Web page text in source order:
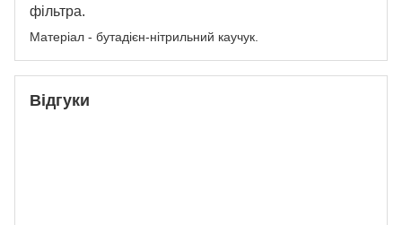
фільтра.
Матеріал - бутадієн-нітрильний каучук.
Відгуки